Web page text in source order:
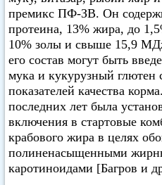
премикс ПФ-ЗВ. Он
протеина, 13% жира, до
10% золы и свыше 15,9
его состав могут быть
мука и кукурузный глютен
показателей качества
последних лет была
включения в стартовые
крабового жира в целях
полиненасыщенными
каротиноидами [Багров и